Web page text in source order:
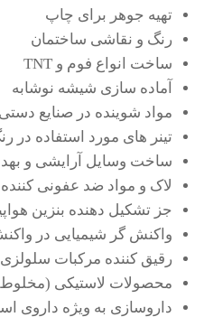
تهیه جوهر برای چاپ
رنگ و نقاشی ساختمان
ساخت انواع فوم و TNT
آماده سازی شیشه نوشابه
مواد شوینده در صنایع دستی
تینر های مورد استفاده در
ساخت وسایل آرایشی و
لاک و مواد ضد عفونی کننده
جز تشکیل دهنده بنزین
واکنش گر شیمیایی در
رقیق کننده مرکبات
محصولات لاستیکی (مخلوط
داروسازی به ویژه داروی